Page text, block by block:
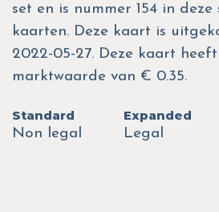
set en is nummer 154 in
kaarten. Deze kaart is
2022-05-27. Deze kaart
marktwaarde van € 0.35.
Standard
Non legal
Expanded
Legal